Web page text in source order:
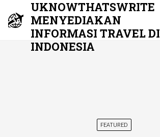
UKNOWTHATSWRITE
MENYEDIAKAN
INFORMASI TRAVEL DI
INDONESIA
FEATURED